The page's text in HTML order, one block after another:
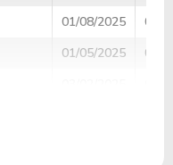
01/08/2025
01/05/2025